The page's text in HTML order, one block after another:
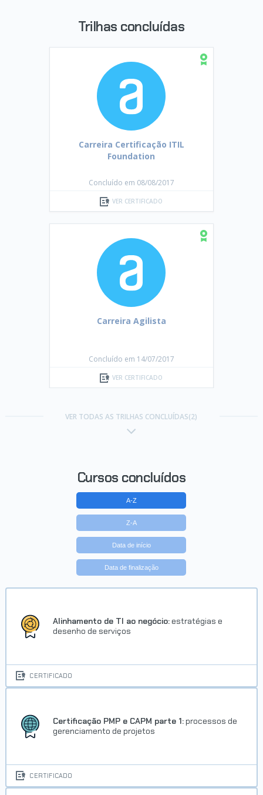
Trilhas concluídas
Carreira Certificação ITIL
Foundation
Concluído em 08/08/2017
VER CERTIFICADO
Carreira Agilista
Concluído em 14/07/2017
VER CERTIFICADO
VER TODAS AS TRILHAS CONCLUÍDAS(2)
Cursos concluídos
A-Z
Z-A
Data de início
Data de finalização
Alinhamento de TI ao negócio: estratégias e
desenho de serviços
CERTIFICADO
Certificação PMP e CAPM parte 1: processos de
gerenciamento de projetos
CERTIFICADO